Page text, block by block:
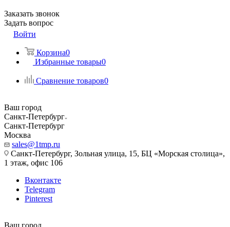
Заказать звонок
Задать вопрос
Войти
Корзина0
Избранные товары0
Сравнение товаров0
Ваш город
Санкт-Петербург
Санкт-Петербург
Москва
sales@1tmp.ru
Санкт-Петербург, Зольная улица, 15, БЦ «Морская столица»,
1 этаж, офис 106
Вконтакте
Telegram
Pinterest
Ваш город